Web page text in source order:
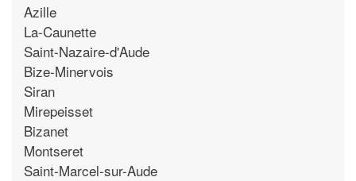
Azille
La-Caunette
Saint-Nazaire-d'Aude
Bize-Minervois
Siran
Mirepeisset
Bizanet
Montseret
Saint-Marcel-sur-Aude